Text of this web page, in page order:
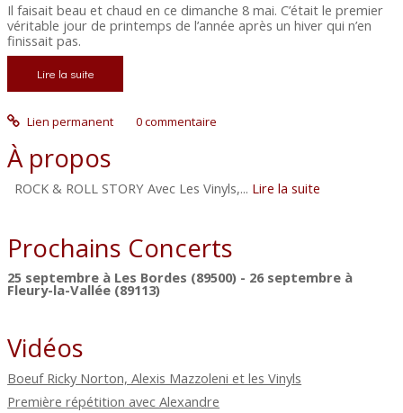
Il faisait beau et chaud en ce dimanche 8 mai. C’était le premier
véritable jour de printemps de l’année après un hiver qui n’en
finissait pas.
Lire la suite
Lien permanent 0commentaire
À propos
ROCK & ROLL STORY Avec Les Vinyls,... Lire la suite
Prochains Concerts
25 septembre à Les Bordes (89500) - 26 septembre à
Fleury-la-Vallée (89113)
Vidéos
Boeuf Ricky Norton, Alexis Mazzoleni et les Vinyls
Première répétition avec Alexandre